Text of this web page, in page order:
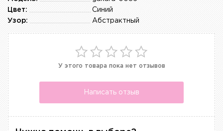
Синий
Цвет:
Абстрактный
Узор:
У этого товара пока нет отзывов
Написать отзыв